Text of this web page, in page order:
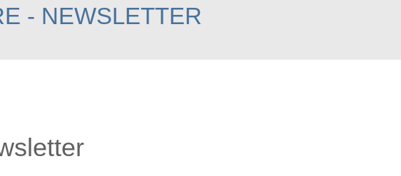
- NEWSLETTER